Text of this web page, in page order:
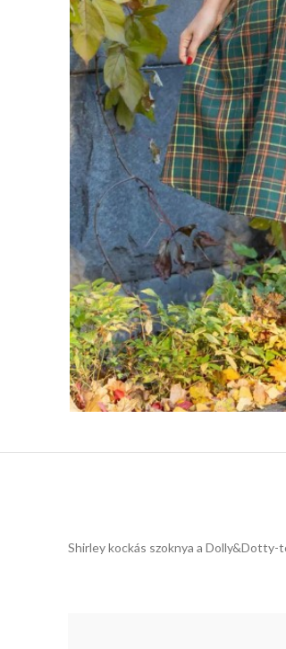
Shirley kockás szoknya a Dolly&Dotty-